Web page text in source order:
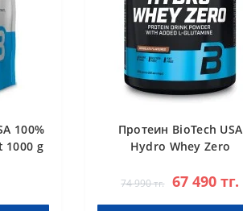
100%
1000 g
Протеин BioTech USA
Hydro Whey Zero
74 990 тг. 67 490 тг.